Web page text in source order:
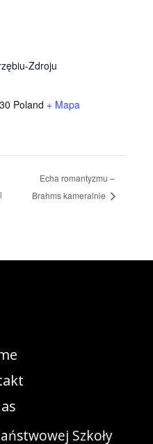
Zdroju
Poland + Mapa
Echa romantyzmu –
Brahms kameralnie
Szkoły